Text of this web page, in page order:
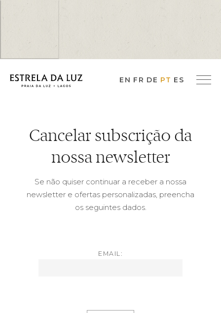
EN FR DE PT ES
Cancelar subscrição da
nossa newsletter
Se não quiser continuar a receber a nossa
newsletter e ofertas personalizadas, preencha
os seguintes dados.
EMAIL: